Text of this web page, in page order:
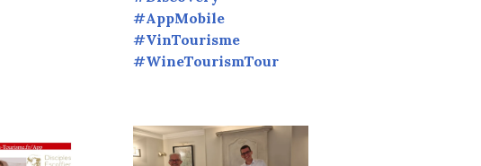
#AppMobile
#VinTourisme
#WineTourismTour